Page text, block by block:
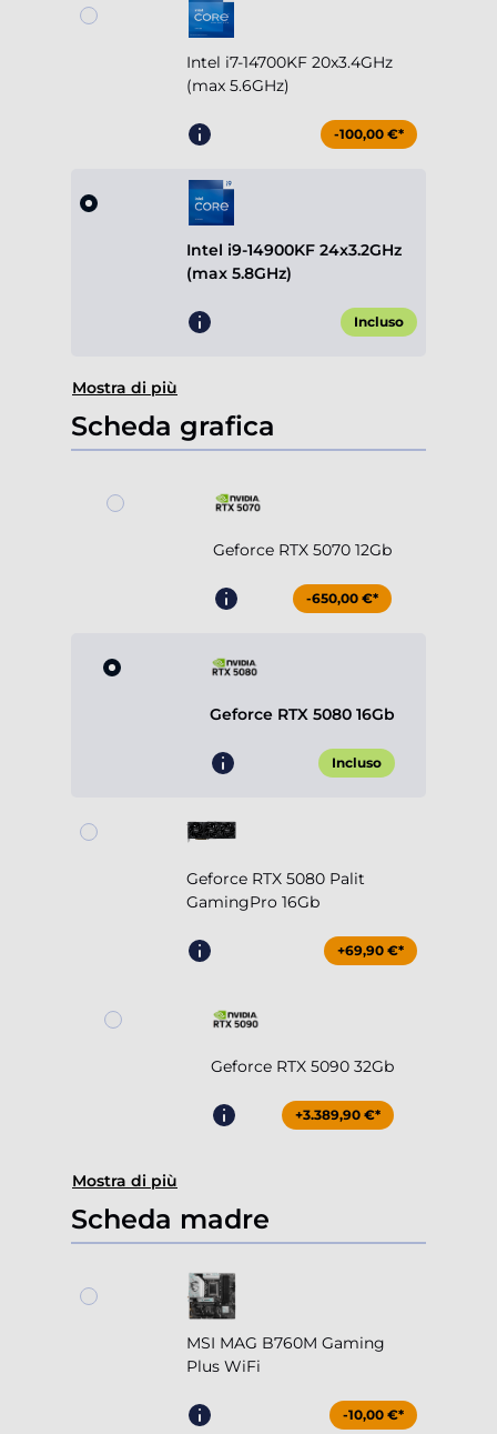
Intel i7-14700KF 20x3.4GHz
(max 5.6GHz)
-100,00 €*
Intel i9-14900KF 24x3.2GHz
(max 5.8GHz)
Incluso
Mostra di più
Scheda grafica
Geforce RTX 5070 12Gb
-650,00 €*
Geforce RTX 5080 16Gb
Incluso
Geforce RTX 5080 Palit
GamingPro 16Gb
+69,90 €*
Geforce RTX 5090 32Gb
+3.389,90 €*
Mostra di più
Scheda madre
MSI MAG B760M Gaming
Plus WiFi
-10,00 €*